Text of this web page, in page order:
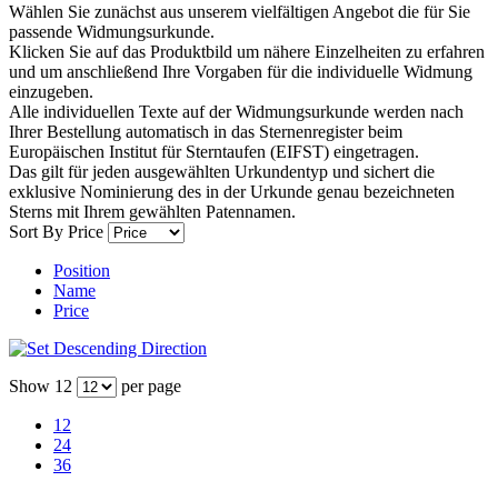
Wählen Sie zunächst aus unserem vielfältigen Angebot die für Sie
passende Widmungsurkunde.
Klicken Sie auf das Produktbild um nähere Einzelheiten zu erfahren
und um anschließend Ihre Vorgaben für die individuelle Widmung
einzugeben.
Alle individuellen Texte auf der Widmungsurkunde werden nach
Ihrer Bestellung automatisch in das Sternenregister beim
Europäischen Institut für Sterntaufen (EIFST) eingetragen.
Das gilt für jeden ausgewählten Urkundentyp und sichert die
exklusive Nominierung des in der Urkunde genau bezeichneten
Sterns mit Ihrem gewählten Patennamen.
Sort By Price
Position
Name
Price
Show 12 per page
12
24
36